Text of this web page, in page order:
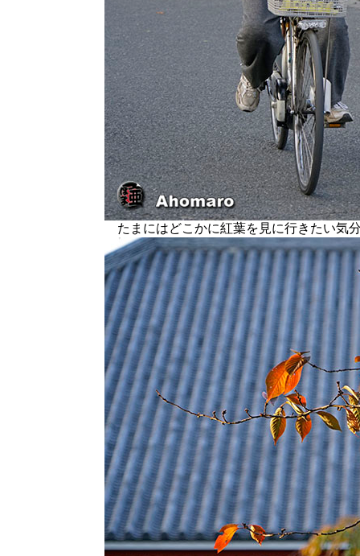
たまにはどこかに紅葉を見に行きたい気